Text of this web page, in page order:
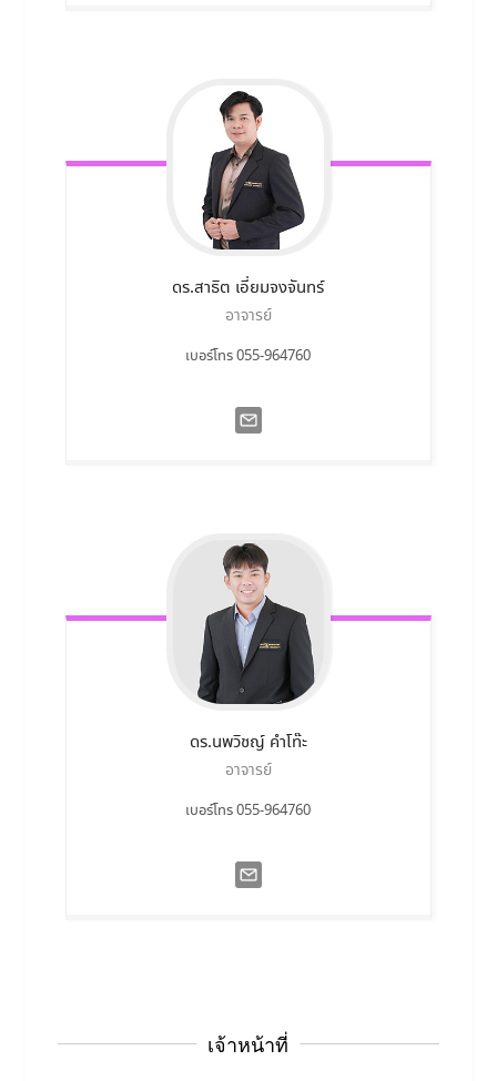
ดร.สาธิต เอี่ยมจงจันทร์
อาจารย์
เบอร์โทร 055-964760
ดร.นพวิชญ์ คำโท๊ะ
อาจารย์
เบอร์โทร 055-964760
เจ้าหน้าที่